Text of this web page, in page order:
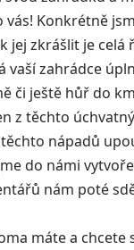
Konkrétně
zkrášlit je celá
zahrádce
či ještě hůř do
z těchto
nápadů
do námi
nám poté
máte a chcete